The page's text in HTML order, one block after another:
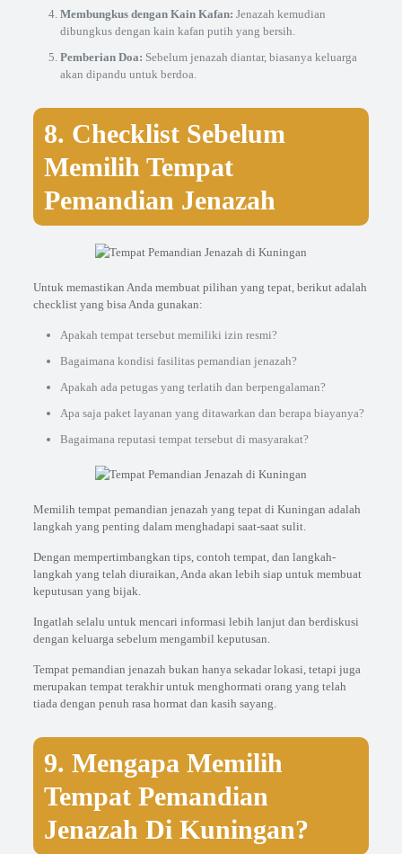
Membungkus dengan Kain Kafan: Jenazah kemudian
dibungkus dengan kain kafan putih yang bersih.
Pemberian Doa: Sebelum jenazah diantar, biasanya keluarga
akan dipandu untuk berdoa.
8. Checklist Sebelum
Memilih Tempat
Pemandian Jenazah
Untuk memastikan Anda membuat pilihan yang tepat, berikut adalah
checklist yang bisa Anda gunakan:
Apakah tempat tersebut memiliki izin resmi?
Bagaimana kondisi fasilitas pemandian jenazah?
Apakah ada petugas yang terlatih dan berpengalaman?
Apa saja paket layanan yang ditawarkan dan berapa biayanya?
Bagaimana reputasi tempat tersebut di masyarakat?
Memilih tempat pemandian jenazah yang tepat di Kuningan adalah
langkah yang penting dalam menghadapi saat-saat sulit.
Dengan mempertimbangkan tips, contoh tempat, dan langkah-
langkah yang telah diuraikan, Anda akan lebih siap untuk membuat
keputusan yang bijak.
Ingatlah selalu untuk mencari informasi lebih lanjut dan berdiskusi
dengan keluarga sebelum mengambil keputusan.
Tempat pemandian jenazah bukan hanya sekadar lokasi, tetapi juga
merupakan tempat terakhir untuk menghormati orang yang telah
tiada dengan penuh rasa hormat dan kasih sayang.
9. Mengapa Memilih
Tempat Pemandian
Jenazah Di Kuningan?